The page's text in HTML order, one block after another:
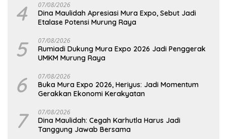
4 07/08/2026
Dina Maulidah Apresiasi Mura Expo, Sebut Jadi
Etalase Potensi Murung Raya
5 07/08/2026
Rumiadi Dukung Mura Expo 2026 Jadi Penggerak
UMKM Murung Raya
6 07/08/2026
Buka Mura Expo 2026, Heriyus: Jadi Momentum
Gerakkan Ekonomi Kerakyatan
7 07/08/2026
Dina Maulidah: Cegah Karhutla Harus Jadi
Tanggung Jawab Bersama